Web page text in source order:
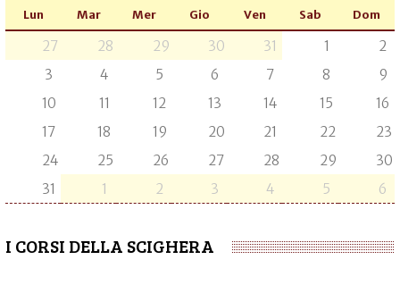
Lun Mar Mer Gio Ven Sab Dom
27 28 29 30 31 1
2
3
4 5 6 7 8
9
10
11 12 13 14 15
16
17
18 19 20 21 22
23
24
25 26 27 28 29
30
31
1 2 3 4 5 6
I CORSI DELLA SCIGHERA